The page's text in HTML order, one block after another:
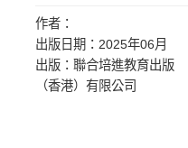
作者：
出版日期：2025年06月
出版：聯合培進教育出版
（香港）有限公司